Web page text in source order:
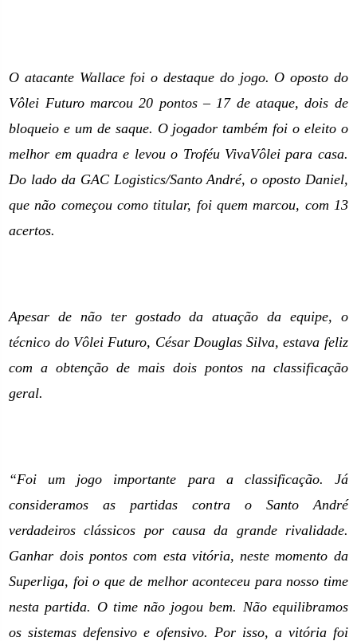
O atacante Wallace foi o destaque do jogo. O oposto do
Vôlei Futuro marcou 20 pontos – 17 de ataque, dois de
bloqueio e um de saque. O jogador também foi o eleito o
melhor em quadra e levou o Troféu VivaVôlei para casa.
Do lado da GAC Logistics/Santo André, o oposto Daniel,
que não começou como titular, foi quem marcou, com 13
acertos.
Apesar de não ter gostado da atuação da equipe, o
técnico do Vôlei Futuro, César Douglas Silva, estava feliz
com a obtenção de mais dois pontos na classificação
geral.
“Foi um jogo importante para a classificação. Já
consideramos as partidas contra o Santo André
verdadeiros clássicos por causa da grande rivalidade.
Ganhar dois pontos com esta vitória, neste momento da
Superliga, foi o que de melhor aconteceu para nosso time
nesta partida. O time não jogou bem. Não equilibramos
os sistemas defensivo e ofensivo. Por isso, a vitória foi